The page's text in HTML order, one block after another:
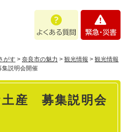
あ
問
・
がす > 奈良市の魅力 > 観光情報 > 観光情報
説明会開催
土産 募集説明会